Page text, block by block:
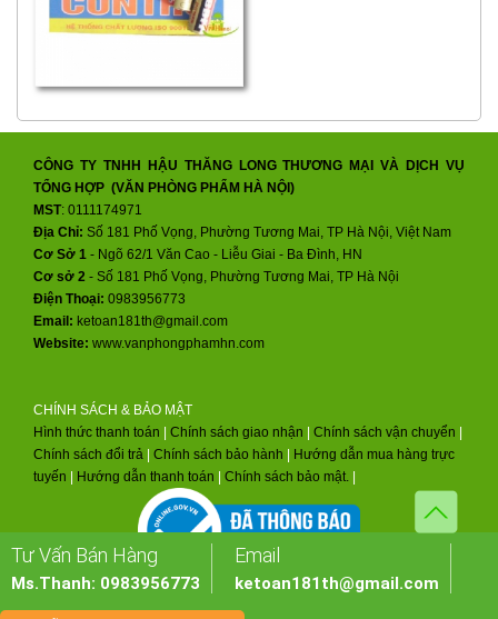
CÔNG TY TNHH HẬU THĂNG LONG THƯƠNG MẠI VÀ DỊCH VỤ
TỔNG HỢP (VĂN PHÒNG PHẨM HÀ NỘI)
MST: 0111174971
Địa Chỉ: Số 181 Phố Vọng, Phường Tương Mai, TP Hà Nội, Việt Nam
Cơ Sở 1 - Ngõ 62/1 Văn Cao - Liễu Giai - Ba Đình, HN
Cơ sở 2 - Số 181 Phố Vọng, Phường Tương Mai, TP Hà Nội
Điện Thoại: 0983956773
Email: ketoan181th@gmail.com
Website: www.vanphongphamhn.com
CHÍNH SÁCH & BẢO MẬT
Hình thức thanh toán
Chính sách giao nhận Chính sách vận chuyển
Chính sách đổi trả
Chính sách bảo hành
Hướng dẫn mua hàng trực
tuyến
Hướng dẫn thanh toán Chính sách bảo mật.
Tư Vấn Bán Hàng
Ms.Thanh: 0983956773
Email
ketoan181th@gmail.com